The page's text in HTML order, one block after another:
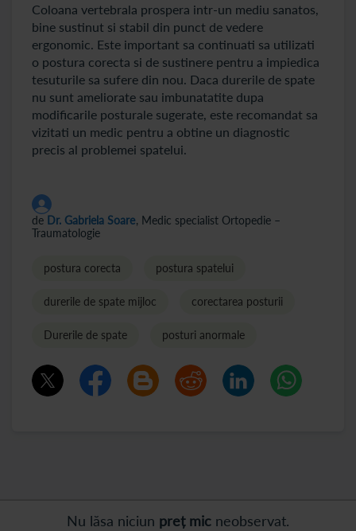
Coloana vertebrala prospera intr-un mediu sanatos,
bine sustinut si stabil din punct de vedere
ergonomic. Este important sa continuati sa utilizati
o postura corecta si de sustinere pentru a impiedica
tesuturile sa sufere din nou. Daca durerile de spate
nu sunt ameliorate sau imbunatatite dupa
modificarile posturale sugerate, este recomandat sa
vizitati un medic pentru a obtine un diagnostic
precis al problemei spatelui.
de Dr. Gabriela Soare, Medic specialist Ortopedie –
Traumatologie
postura corecta postura spatelui
durerile de spate mijloc corectarea posturii
Durerile de spate posturi anormale
Nu lăsa niciun preț mic neobservat.